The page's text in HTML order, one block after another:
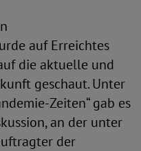
auf Erreichtes
die aktuelle und
geschaut. Unter
Zeiten“ gab es
an der unter
der